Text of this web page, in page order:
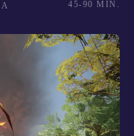
45-90 MIN.